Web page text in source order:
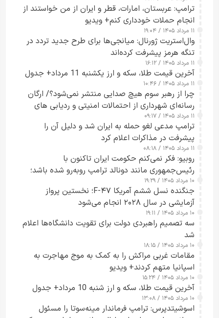
ترامپ: عربستان، امارات، قطر و ایران از من خواستند از
انجام حملات خودداری کنم+ ویدیو
۱۱ مرداد ۱۴۰۵ / ۱۹:۰۴
وال‌استریت ژورنال: میانجی‌ها برای طرح جدید تردد در
تنگه هرمز پیشرفت کرده‌اند
۱۱ مرداد ۱۴۰۵ / ۱۶:۱۲
آخرین قیمت طلا، سکه و ارز یکشنبه 11 مرداد+ جدول
۱۱ مرداد ۱۴۰۵ / ۱۰:۴۶
چرا از رهبر سوم هیچ صدایی منتشر نمی‌شود؟/ ارگان
رسانه‌ای شهرداری از احتمالات امنیتی و ردیابی های
جاسوسی گفت
۱۱ مرداد ۱۴۰۵ / ۰۹:۱۷
ترامپ مدعی لغو حمله به ایران شد و دلیل آن را
پیشرفت در مذاکرات اعلام کرد
۱۱ مرداد ۱۴۰۵ / ۰۸:۱۸
روبیو: فکر نمی‌کنم حکومت ایران تاکنون با
رئیس‌جمهوری مانند دونالد ترامپ روبه‌رو شده باشد؛
کسی که واقعاً دست به اقدام می‌زند
۱۰ مرداد ۱۴۰۵ / ۱۹:۲۹
جنگنده نسل ششم آمریکا F-۴۷؛ نخستین پرواز
آزمایشی در سال ۲۰۲۸ انجام می‌شود
۱۰ مرداد ۱۴۰۵ / ۱۹:۱۱
سه تصمیم راهبردی دولت برای تقویت دانشگاه‌ها اعلام
شد
۱۰ مرداد ۱۴۰۵ / ۱۸:۱۵
مقامات غربی مراکش را به کمک به موج مهاجرت به
اسپانیا متهم کردند+ ویدیو
۱۰ مرداد ۱۴۰۵ / ۱۵:۲۴
آخرین قیمت طلا، سکه و ارز شنبه 10 مرداد+ جدول
۱۰ مرداد ۱۴۰۵ / ۱۳:۰۸
اسوشیتدپرس: ترامپ فرماندار مینه‌سوتا را مسئول